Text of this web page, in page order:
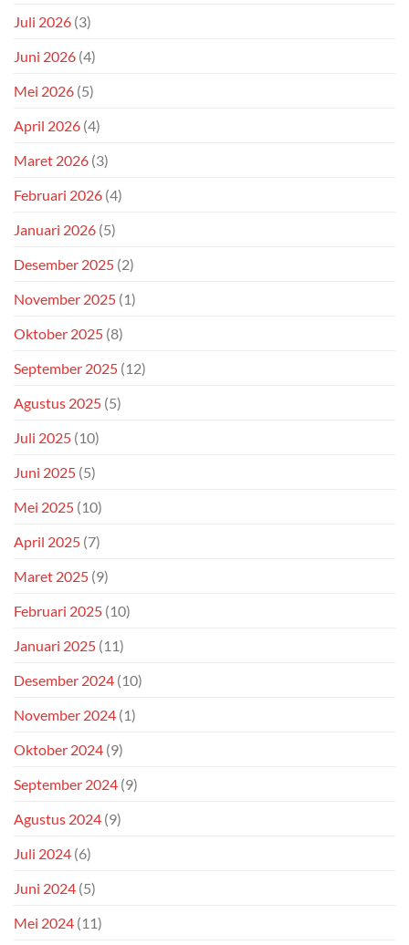
Juli 2026 (3)
Juni 2026 (4)
Mei 2026 (5)
April 2026 (4)
Maret 2026 (3)
Februari 2026 (4)
Januari 2026 (5)
Desember 2025 (2)
November 2025 (1)
Oktober 2025 (8)
September 2025 (12)
Agustus 2025 (5)
Juli 2025 (10)
Juni 2025 (5)
Mei 2025 (10)
April 2025 (7)
Maret 2025 (9)
Februari 2025 (10)
Januari 2025 (11)
Desember 2024 (10)
November 2024 (1)
Oktober 2024 (9)
September 2024 (9)
Agustus 2024 (9)
Juli 2024 (6)
Juni 2024 (5)
Mei 2024 (11)